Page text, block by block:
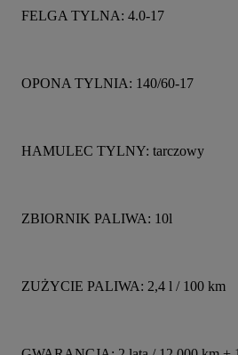
FELGA TYLNA: 4.0-17
OPONA TYLNIA: 140/60-17
HAMULEC TYLNY: tarczowy
ZBIORNIK PALIWA: 10l
ZUŻYCIE PALIWA: 2,4 l / 100 km